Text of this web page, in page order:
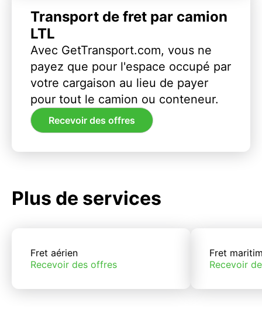
Transport de fret par camion
LTL
Avec GetTransport.com, vous ne
payez que pour l'espace occupé par
votre cargaison au lieu de payer
pour tout le camion ou conteneur.
Recevoir des offres
Plus de services
Fret aérien
Recevoir des offres
Fret
Recevoir